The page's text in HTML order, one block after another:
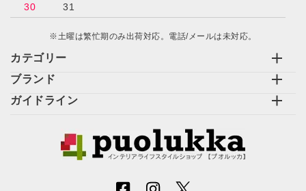
カテゴリー
ブランド
ガイドライン
30
31
※土曜は繁忙期のみ出荷対応。電話/メールは未対応。